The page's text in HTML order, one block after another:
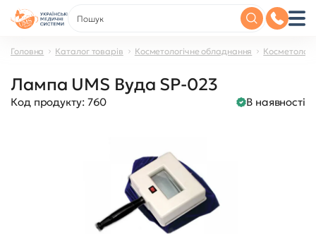
Головна Каталог товарів Косметологічне обладнання
Лампа UMS Вуда SP-023
Код продукту: 760 В наявності